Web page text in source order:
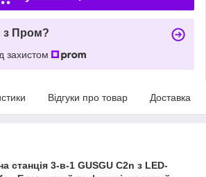
з Пром?
захистом
Відгуки про товар Доставка
станція 3-в-1 GUSGU C2n з LED-